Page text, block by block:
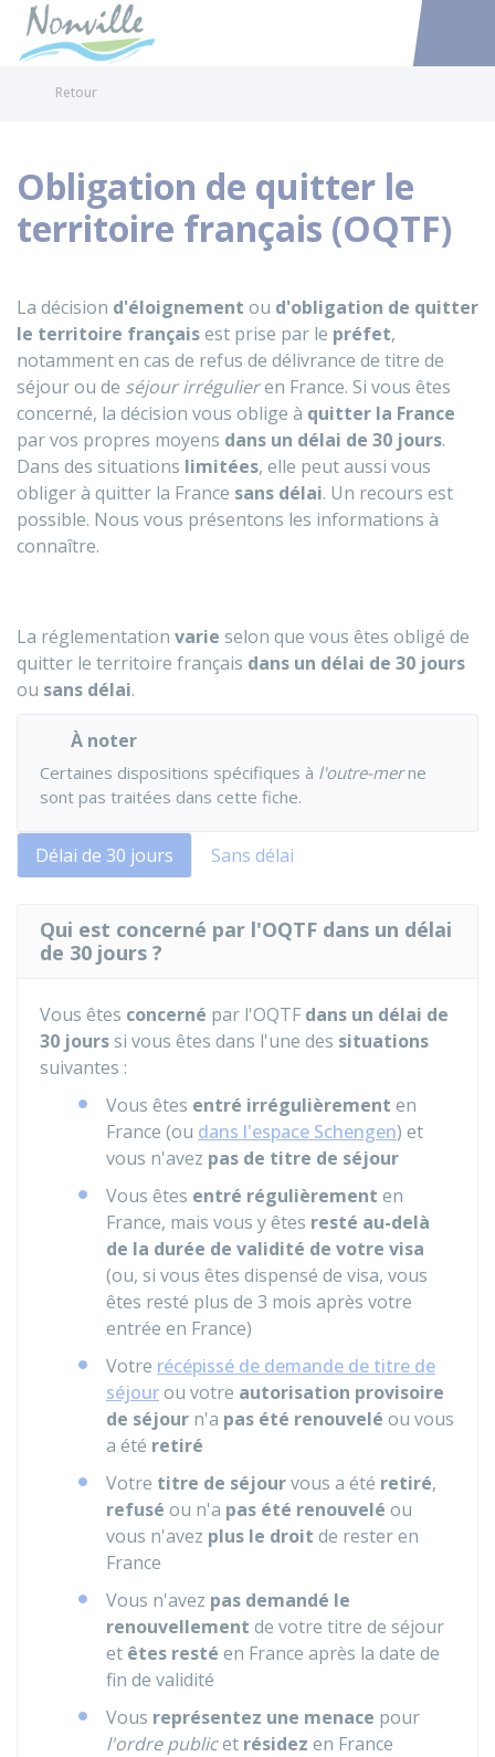
Accéder
Retour
Obligation de quitter le
territoire français (OQTF)
La décision d'éloignement ou d'obligation de quitter
le territoire françaisest prise par le préfet,
notamment en cas de refus de délivrance de titre de
séjour ou de séjour irrégulieren France. Si vous êtes
concerné, la décision vous oblige à quitter la France
par vos propres moyens dans un délai de 30 jours.
Dans des situations limitées, elle peut aussi vous
obliger à quitter la France sans délai. Un recours est
possible. Nous vous présentons les informations à
connaître.
La réglementation varie selon que vous êtes obligé de
quitter le territoire français dans un délai de 30 jours
ou sans délai.
À noter
Certaines dispositions spécifiques à l'outre-merne
sont pas traitées dans cette fiche.
Délai de 30 jours Sans délai
Qui est concerné par l'OQTF dans un délai
de 30 jours ?
Vous êtes concerné par l'OQTF dans un délai de
30 jourssi vous êtes dans l'une des situations
suivantes :
Vous êtes entré irrégulièrement en
France (ou dans l'espace Schengen) et
vous n'avez pas de titre de séjour
Vous êtes entré régulièrement en
France, mais vous y êtes resté au-delà
de la durée de validité de votre visa
(ou, si vous êtes dispensé de visa, vous
êtes resté plus de 3 mois après votre
entrée en France)
Votre récépissé de demande de titre de
séjourou votre autorisation provisoire
de séjour n'a pas été renouvelé ou vous
a été retiré
Votre titre de séjourvous a été retiré,
refusé ou n'a pas été renouvelé ou
vous n'avez plus le droit de rester en
France
Vous n'avez pas demandé le
renouvellement de votre titre de séjour
et êtes resté en France après la date de
fin de validité
Vous représentez une menace pour
l'ordre publicet résidez en France